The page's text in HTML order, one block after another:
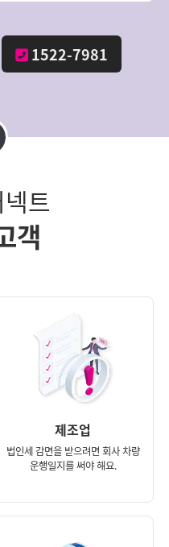
1522-7981
트
객
제조업
법인세 감면을 받으려면 회사 차량
운행일지를 써야 해요.